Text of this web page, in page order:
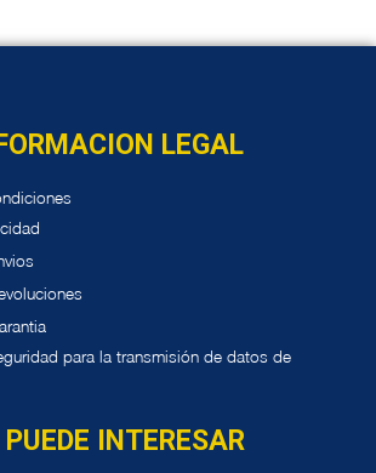
LEGAL
para la transmisión de datos de
INTERESAR